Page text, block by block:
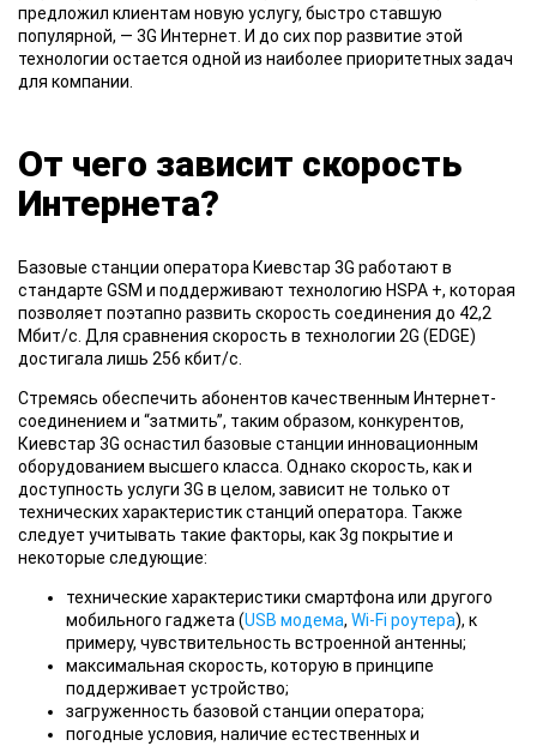
предложил клиентам новую услугу, быстро ставшую
популярной, — 3G Интернет. И до сих пор развитие этой
технологии остается одной из наиболее приоритетных задач
для компании.
От чего зависит скорость
Интернета?
Базовые станции оператора Киевстар 3G работают в
стандарте GSM и поддерживают технологию HSPA +, которая
позволяет поэтапно развить скорость соединения до 42,2
Мбит/с. Для сравнения скорость в технологии 2G (EDGE)
достигала лишь 256 кбит/с.
Стремясь обеспечить абонентов качественным Интернет-
соединением и “затмить”, таким образом, конкурентов,
Киевстар 3G оснастил базовые станции инновационным
оборудованием высшего класса. Однако скорость, как и
доступность услуги 3G в целом, зависит не только от
технических характеристик станций оператора. Также
следует учитывать такие факторы, как 3g покрытие и
некоторые следующие:
технические характеристики смартфона или другого
мобильного гаджета (USB модема, Wi-Fi роутера), к
примеру, чувствительность встроенной антенны;
максимальная скорость, которую в принципе
поддерживает устройство;
загруженность базовой станции оператора;
погодные условия, наличие естественных и